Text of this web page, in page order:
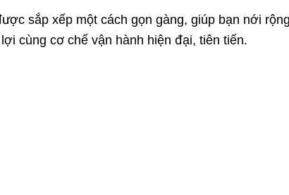
sắp xếp một cách gọn gàng, giúp bạn nới
cùng cơ chế vận hành hiện đại, tiên tiến.